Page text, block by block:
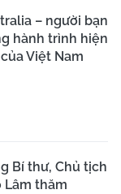
– người bạn
hành trình hiện
Việt Nam
Bí thư, Chủ tịch
Lâm thăm